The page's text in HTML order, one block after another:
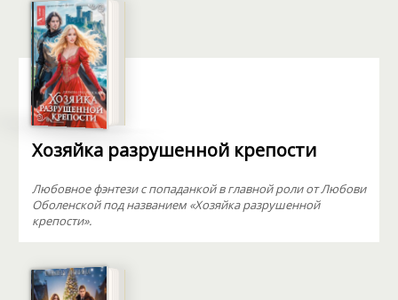
Хозяйка разрушенной крепости
Любовное фэнтези с попаданкой в главной роли от Любови
Оболенской под названием «Хозяйка разрушенной
крепости».